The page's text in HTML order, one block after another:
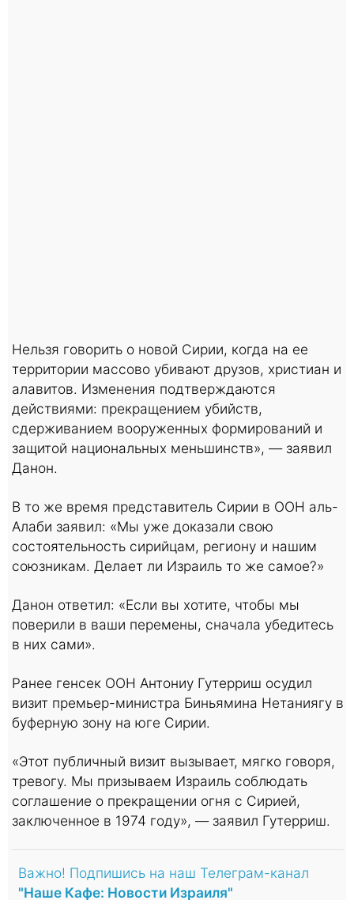
Нельзя говорить о новой Сирии, когда на ее
территории массово убивают друзов, христиан и
алавитов. Изменения подтверждаются
действиями: прекращением убийств,
сдерживанием вооруженных формирований и
защитой национальных меньшинств», — заявил
Данон.
В то же время представитель Сирии в ООН аль-
Алаби заявил: «Мы уже доказали свою
состоятельность сирийцам, региону и нашим
союзникам. Делает ли Израиль то же самое?»
Данон ответил: «Если вы хотите, чтобы мы
поверили в ваши перемены, сначала убедитесь
в них сами».
Ранее генсек ООН Антониу Гутерриш осудил
визит премьер-министра Биньямина Нетаниягу в
буферную зону на юге Сирии.
«Этот публичный визит вызывает, мягко говоря,
тревогу. Мы призываем Израиль соблюдать
соглашение о прекращении огня с Сирией,
заключенное в 1974 году», — заявил Гутерриш.
Важно! Подпишись на наш Телеграм-канал
"Наше Кафе: Новости Израиля"